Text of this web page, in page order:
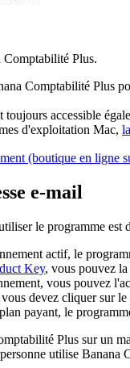
Comptabilité Plus.
Comptabilité Plus
toujours accessible
d'exploitation Mac,
(boutique en ligne
e-mail
le programme est
actif, le
Key, vous pouvez
vous pouvez
devez cliquer sur le
payant, le
Plus sur un
utilise